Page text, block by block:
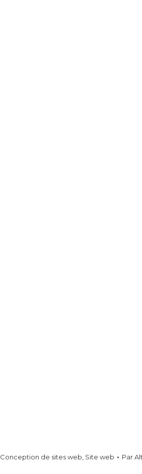
Conception de sites web Site web Par